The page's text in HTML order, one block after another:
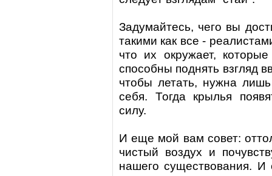
Задумайтесь, чего вы
такими как все -
что их окружает,
способны поднять взгляд
чтобы летать, нужна
себя. Тогда крылья
силу.
И еще мой вам совет:
чистый воздух и
нашего существования. И